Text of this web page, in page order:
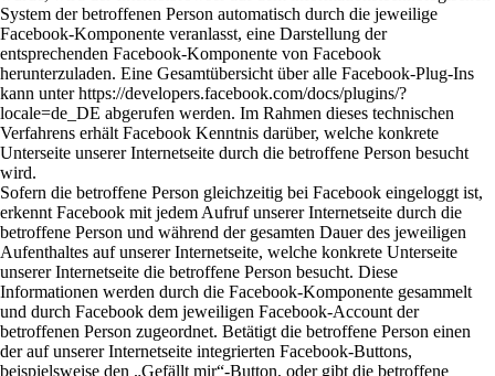
System der betroffenen Person automatisch durch die jeweilige
Facebook-Komponente veranlasst, eine Darstellung der
entsprechenden Facebook-Komponente von Facebook
herunterzuladen. Eine Gesamtübersicht über alle Facebook-Plug-Ins
kann unter https://developers.facebook.com/docs/plugins/?
locale=de_DE abgerufen werden. Im Rahmen dieses technischen
Verfahrens erhält Facebook Kenntnis darüber, welche konkrete
Unterseite unserer Internetseite durch die betroffene Person besucht
wird.
Sofern die betroffene Person gleichzeitig bei Facebook eingeloggt ist,
erkennt Facebook mit jedem Aufruf unserer Internetseite durch die
betroffene Person und während der gesamten Dauer des jeweiligen
Aufenthaltes auf unserer Internetseite, welche konkrete Unterseite
unserer Internetseite die betroffene Person besucht. Diese
Informationen werden durch die Facebook-Komponente gesammelt
und durch Facebook dem jeweiligen Facebook-Account der
betroffenen Person zugeordnet. Betätigt die betroffene Person einen
der auf unserer Internetseite integrierten Facebook-Buttons,
beispielsweise den „Gefällt mir“-Button, oder gibt die betroffene